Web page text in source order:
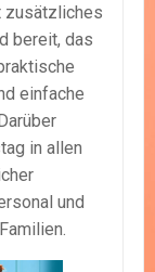
zusätzliches
bereit, das
einfache
in allen
und